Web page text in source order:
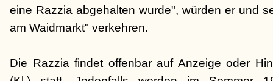
eine Razzia abgehalten wurde", würden er und
am Waidmarkt" verkehren.
Die Razzia findet offenbar auf Anzeige oder